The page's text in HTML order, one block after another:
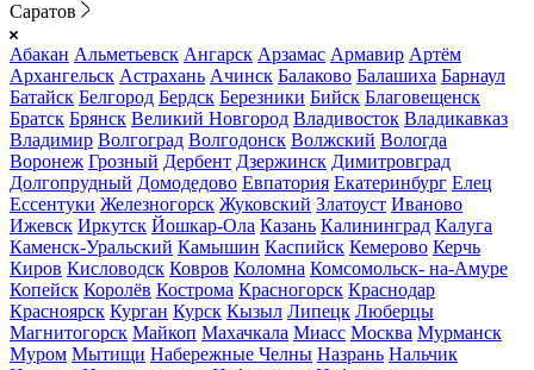
Саратов
Абакан Альметьевск Ангарск Арзамас Армавир Артём
Архангельск Астрахань Ачинск Балаково Балашиха Барнаул
Батайск Белгород Бердск Березники Бийск Благовещенск
Братск Брянск Великий Новгород Владивосток Владикавказ
Владимир Волгоград Волгодонск Волжский Вологда
Воронеж Грозный Дербент Дзержинск Димитровград
Долгопрудный Домодедово Евпатория Екатеринбург Елец
Ессентуки Железногорск Жуковский Златоуст Иваново
Ижевск Иркутск Йошкар-Ола Казань Калининград Калуга
Каменск-Уральский Камышин Каспийск Кемерово Керчь
Киров Кисловодск Ковров Коломна Комсомольск- на-Амуре
Копейск Королёв Кострома Красногорск Краснодар
Красноярск Курган Курск Кызыл Липецк Люберцы
Магнитогорск Майкоп Махачкала Миасс Москва Мурманск
Муром Мытищи Набережные Челны Назрань Нальчик